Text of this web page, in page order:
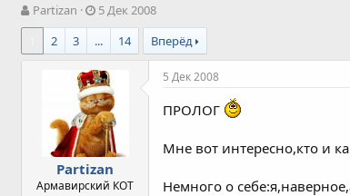
А
в
о
Partizan
Д
а
т
а
н
а
ч
а
л
а
5 Дек 2008
2 3 ... 14 Вперёд
Partizan
Армавирский КОТ
5 Дек 2008
ПРОЛОГ
Мне вот интересно,кто и
Немного о